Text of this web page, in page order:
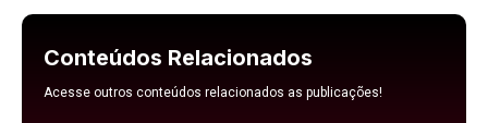
Conteúdos Relacionados
Acesse outros conteúdos relacionados as publicações!